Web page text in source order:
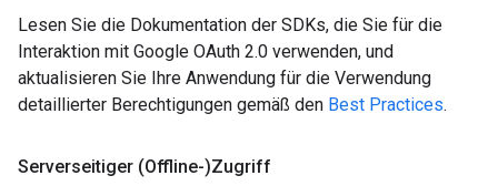
Lesen Sie die Dokumentation der SDKs, die Sie für die
Interaktion mit Google OAuth 2.0 verwenden, und
aktualisieren Sie Ihre Anwendung für die Verwendung
detaillierter Berechtigungen gemäß den Best Practices.
Serverseitiger (Offline-)Zugriff